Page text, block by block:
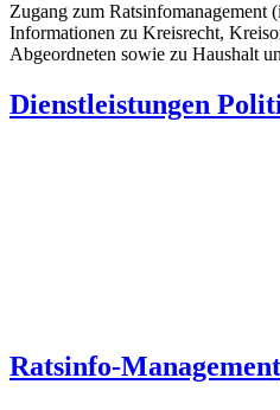
Zugang zum Ratsinfomanagement
Informationen zu Kreisrecht,
Abgeordneten sowie zu Haushalt
Dienstleistungen
Ratsinfo-Management